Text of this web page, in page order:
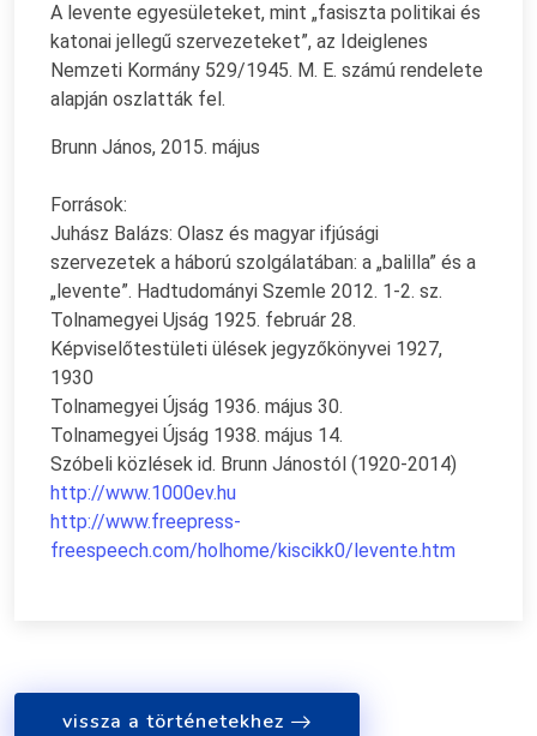
A levente egyesületeket, mint „fasiszta politikai és
katonai jellegű szervezeteket”, az Ideiglenes
Nemzeti Kormány 529/1945. M. E. számú rendelete
alapján oszlatták fel.
Brunn János, 2015. május
Források:
Juhász Balázs: Olasz és magyar ifjúsági
szervezetek a háború szolgálatában: a „balilla” és a
„levente”. Hadtudományi Szemle 2012. 1-2. sz.
Tolnamegyei Ujság 1925. február 28.
Képviselőtestületi ülések jegyzőkönyvei 1927,
1930
Tolnamegyei Újság 1936. május 30.
Tolnamegyei Újság 1938. május 14.
Szóbeli közlések id. Brunn Jánostól (1920-2014)
http://www.1000ev.hu
http://www.freepress-
freespeech.com/holhome/kiscikk0/levente.htm
vissza a történetekhez